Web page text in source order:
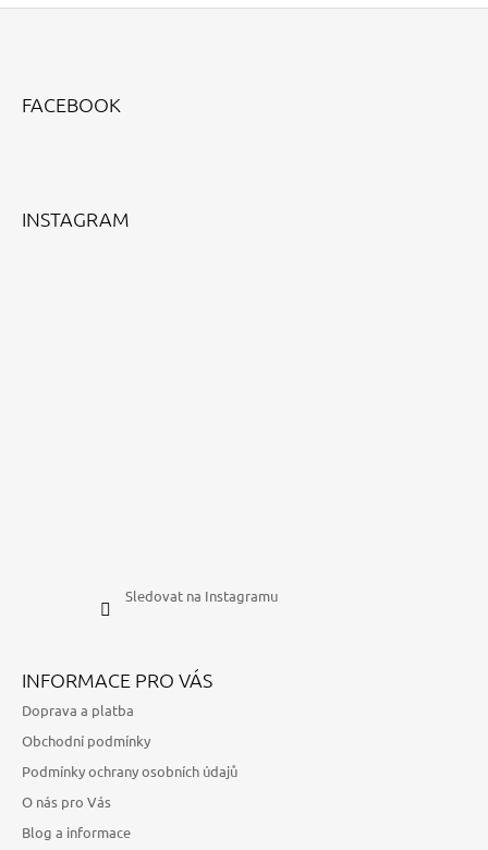
FACEBOOK
INSTAGRAM
Sledovat na Instagramu
INFORMACE PRO VÁS
Doprava a platba
Obchodní podmínky
Podmínky ochrany osobních údajů
O nás pro Vás
Blog a informace